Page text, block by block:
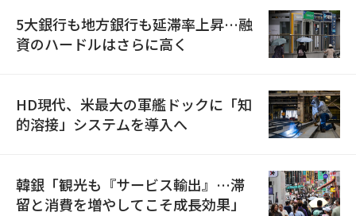
5大銀行も地方銀行も延滞率上昇…融
資のハードルはさらに高く
HD現代、米最大の軍艦ドックに「知
的溶接」システムを導入へ
韓銀「観光も『サービス輸出』…滞
留と消費を増やしてこそ成長効果」